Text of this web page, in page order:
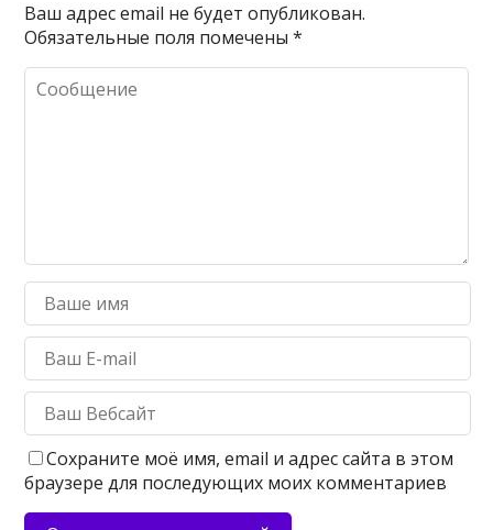
Ваш адрес email не будет опубликован.
Обязательные поля помечены*
Сохраните моё имя, email и адрес сайта в этом
браузере для последующих моих комментариев